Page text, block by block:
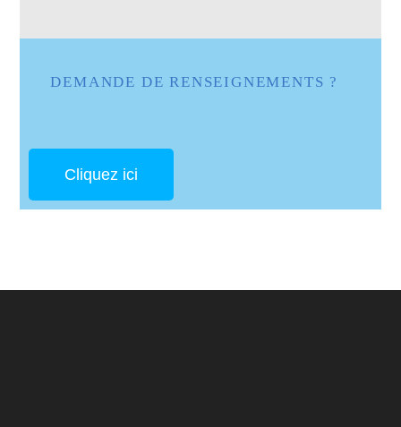
DEMANDE DE RENSEIGNEMENTS ?
Cliquez ici